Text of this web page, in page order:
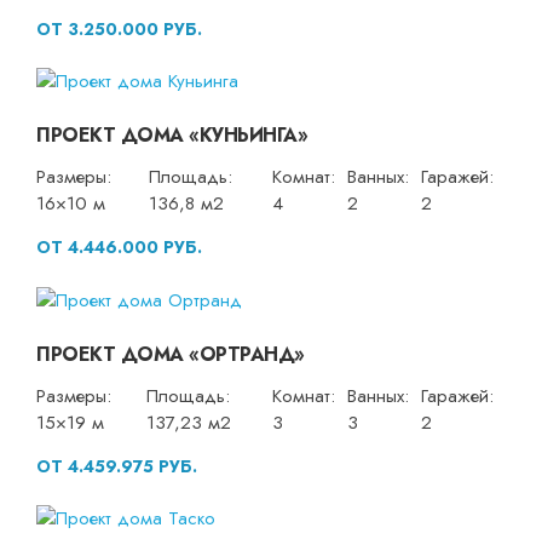
ОТ 3.250.000 РУБ.
ПРОЕКТ ДОМА «КУНЬИНГА»
Размеры:
16×10 м
Площадь:
136,8 м2
Комнат:
4
Ванных:
2
Гаражей:
2
ОТ 4.446.000 РУБ.
ПРОЕКТ ДОМА «ОРТРАНД»
Размеры:
15×19 м
Площадь:
137,23 м2
Комнат:
3
Ванных:
3
Гаражей:
2
ОТ 4.459.975 РУБ.